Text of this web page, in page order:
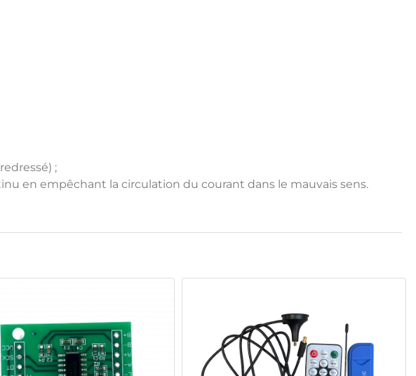
;
en empêchant la circulation du courant dans le mauvais sens.